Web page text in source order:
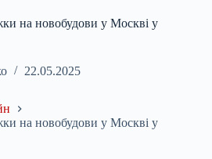
на новобудови у Москві у
22.05.2025
на новобудови у Москві у